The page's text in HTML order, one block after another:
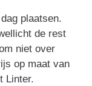
plaatsen.
de rest
niet over
op maat van
Linter.